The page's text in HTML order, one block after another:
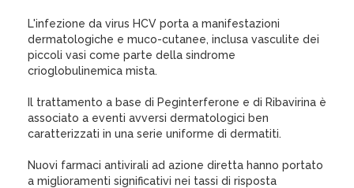
L'infezione da virus HCV porta a manifestazioni
dermatologiche e muco-cutanee, inclusa vasculite dei
piccoli vasi come parte della sindrome
crioglobulinemica mista.
Il trattamento a base di Peginterferone e di Ribavirina è
associato a eventi avversi dermatologici ben
caratterizzati in una serie uniforme di dermatiti.
Nuovi farmaci antivirali ad azione diretta hanno portato
a miglioramenti significativi nei tassi di risposta